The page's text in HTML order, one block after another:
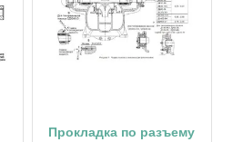
Прокладка по разъему